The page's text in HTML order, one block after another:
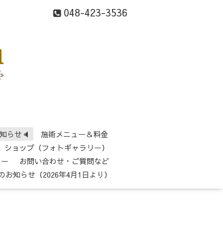
048-423-3536
らせ🔈
施術メニュー＆料金
ショップ（フォトギャラリー）
お問い合わせ・ご質問など
お知らせ（2026年4月1日より）